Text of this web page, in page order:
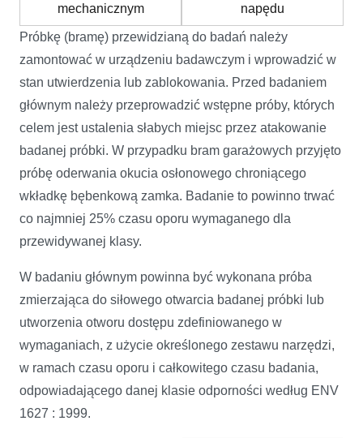
napędu
mechanicznym
Próbkę (bramę) przewidzianą do badań należy
zamontować w urządzeniu badawczym i wprowadzić w
stan utwierdzenia lub zablokowania. Przed badaniem
głównym należy przeprowadzić wstępne próby, których
celem jest ustalenia słabych miejsc przez atakowanie
badanej próbki. W przypadku bram garażowych przyjęto
próbę oderwania okucia osłonowego chroniącego
wkładkę bębenkową zamka. Badanie to powinno trwać
co najmniej 25% czasu oporu wymaganego dla
przewidywanej klasy.
W badaniu głównym powinna być wykonana próba
zmierzająca do siłowego otwarcia badanej próbki lub
utworzenia otworu dostępu zdefiniowanego w
wymaganiach, z użycie określonego zestawu narzędzi,
w ramach czasu oporu i całkowitego czasu badania,
odpowiadającego danej klasie odporności według ENV
1627 : 1999.